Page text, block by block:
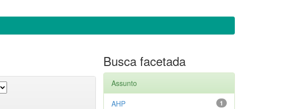
Busca facetada
Assunto
1
AHP